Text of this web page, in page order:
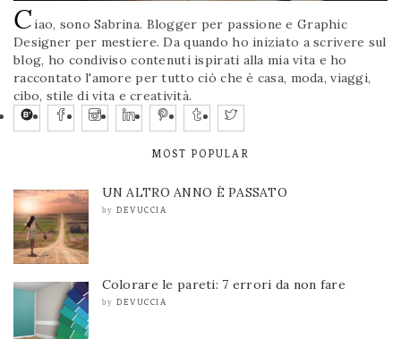
Ciao, sono Sabrina. Blogger per passione e Graphic
Designer per mestiere. Da quando ho iniziato a scrivere sul
blog, ho condiviso contenuti ispirati alla mia vita e ho
raccontato l'amore per tutto ciò che è casa, moda, viaggi,
cibo, stile di vita e creatività.
MOST POPULAR
UN ALTRO ANNO È PASSATO
by DEVUCCIA
Colorare le pareti: 7 errori da non fare
by DEVUCCIA